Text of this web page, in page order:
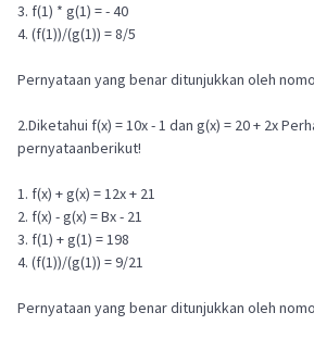
3. f(1) * g(1) = - 40
4. (f(1))/(g(1)) = 8/5
Pernyataan yang benar ditunjukkan oleh
2.Diketahui f(x) = 10x - 1 dan g(x) = 20 + 2x
pernyataanberikut!
1. f(x) + g(x) = 12x + 21
2. f(x) - g(x) = Bx - 21
3. f(1) + g(1) = 198
4. (f(1))/(g(1)) = 9/21
Pernyataan yang benar ditunjukkan oleh